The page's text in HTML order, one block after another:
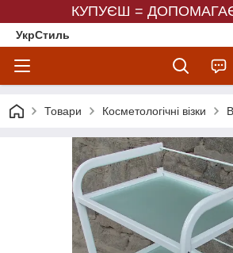
КУПУЄШ =
УкрСтиль
Товари Косметологічні візки